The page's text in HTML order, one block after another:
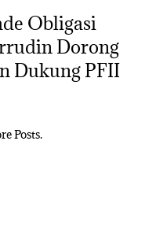
Obligasi
Dorong
Dukung PFII
Posts.